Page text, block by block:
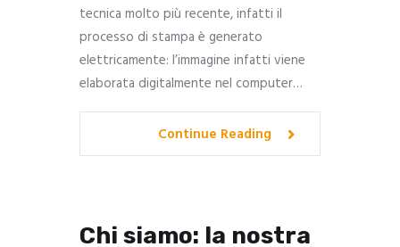
tecnica molto più recente, infatti il
processo di stampa è generato
elettricamente: l’immagine infatti viene
elaborata digitalmente nel computer…
Continue Reading
Chi siamo: la nostra